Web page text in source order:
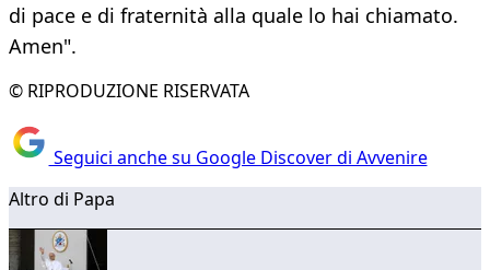
di pace e di fraternità alla quale lo hai chiamato.
Amen".
© RIPRODUZIONE RISERVATA
Seguici anche su Google Discover di Avvenire
Altro di Papa